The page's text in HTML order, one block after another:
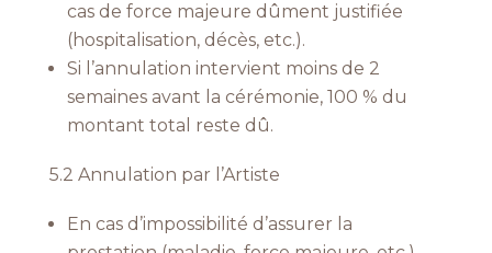
cas de force majeure dûment justifiée
(hospitalisation, décès, etc.).
Si l’annulation intervient moins de 2
semaines avant la cérémonie, 100 % du
montant total reste dû.
5.2 Annulation par l’Artiste
En cas d’impossibilité d’assurer la